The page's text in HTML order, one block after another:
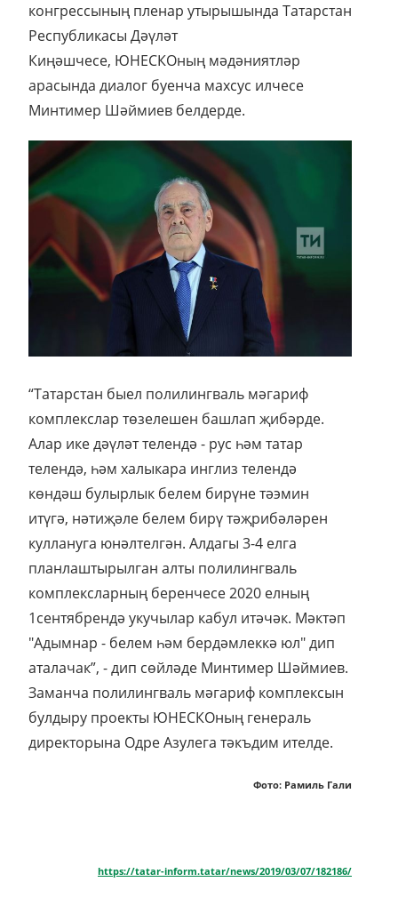
конгрессының пленар утырышында Татарстан
Республикасы Дәүләт
Киңәшчесе, ЮНЕСКОның мәдәниятләр
арасында диалог буенча махсус илчесе
Минтимер Шәймиев белдерде.
“Татарстан быел полилингваль мәгариф
комплекслар төзелешен башлап җибәрде.
Алар ике дәүләт телендә - рус һәм татар
телендә, һәм халыкара инглиз телендә
көндәш булырлык белем бирүне тәэмин
итүгә, нәтиҗәле белем бирү тәҗрибәләрен
куллануга юнәлтелгән. Алдагы 3-4 елга
планлаштырылган алты полилингваль
комплексларның беренчесе 2020 елның
1сентябрендә укучылар кабул итәчәк. Мәктәп
"Адымнар - белем һәм бердәмлеккә юл" дип
аталачак”, - дип сөйләде Минтимер Шәймиев.
Заманча полилингваль мәгариф комплексын
булдыру проекты ЮНЕСКОның генераль
директорына Одре Азулега тәкъдим ителде.
Фото: Рамиль Гали
https://tatar-inform.tatar/news/2019/03/07/182186/